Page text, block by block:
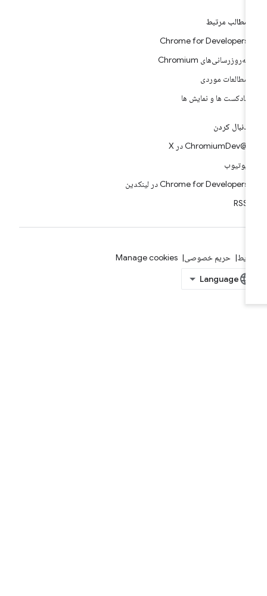
مطالب مرتبط
Chrome for Developers
به‌روزرسانی‌های Chromium
مطالعات موردی
پادکست ها و نمایش ها
دنبال کردن
یوتیوب
Chrome for Developers در لینکدین
حریم خصوصی Manage cookies